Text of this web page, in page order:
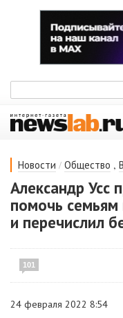
Новости / Общество ,
Александр Усс
помочь
и перечислил
101
24 февраля 2022 8:54